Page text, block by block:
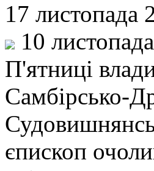
17 листопада
10
П'ятниці
Самбірсько-
єпископ